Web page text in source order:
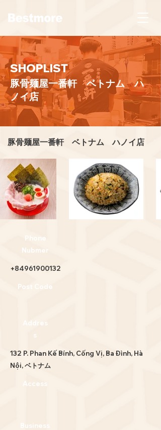
SHOPLIST
豚骨麺屋一番軒 ベトナム ハ
ノイ店
豚骨麺屋一番軒 ベトナム ハノイ店
Phone
Nubmer
+84961900132
Post Code
Addres
s
132 P. Phan Kế Bính, Cống Vị, Ba Đình, Hà
Nội, ベトナム
Access
Business